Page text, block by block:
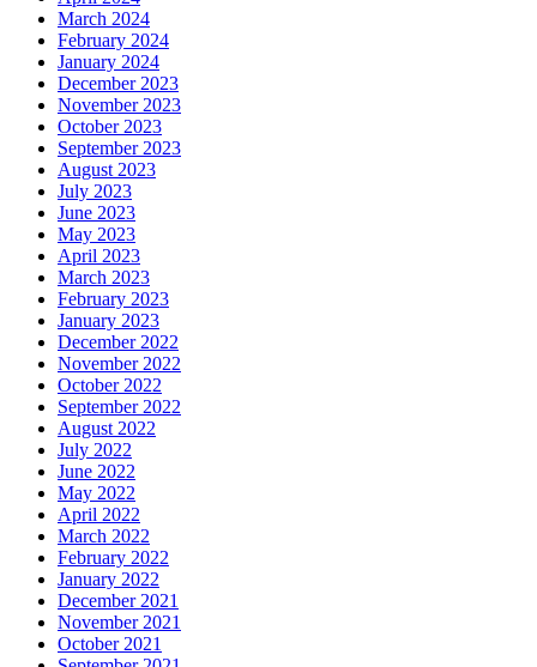
March 2024
February 2024
January 2024
December 2023
November 2023
October 2023
September 2023
August 2023
July 2023
June 2023
May 2023
April 2023
March 2023
February 2023
January 2023
December 2022
November 2022
October 2022
September 2022
August 2022
July 2022
June 2022
May 2022
April 2022
March 2022
February 2022
January 2022
December 2021
November 2021
October 2021